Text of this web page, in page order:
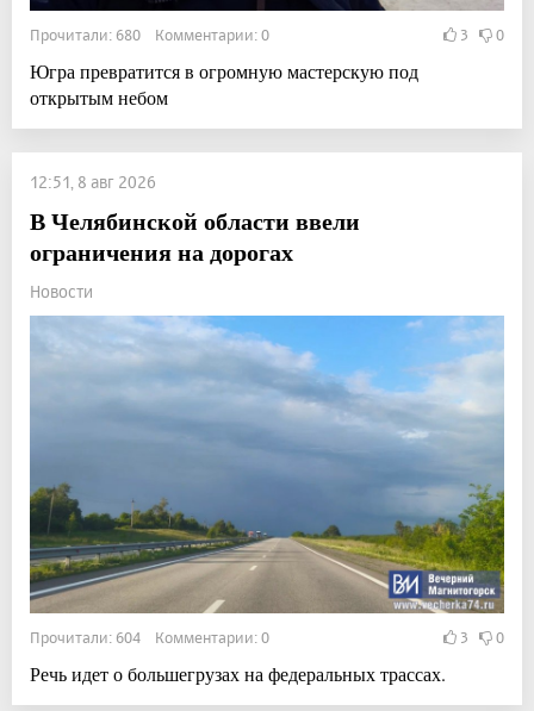
Прочитали: 680 Комментарии: 0 3 0
Югра превратится в огромную мастерскую под
открытым небом
12:51, 8 авг 2026
В Челябинской области ввели
ограничения на дорогах
Новости
Прочитали: 604 Комментарии: 0 3 0
Речь идет о большегрузах на федеральных трассах.